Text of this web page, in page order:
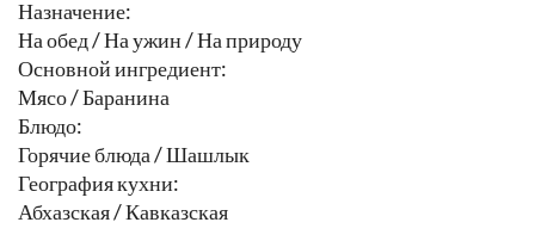
Назначение:
На обед / На ужин / На природу
Основной ингредиент:
Мясо / Баранина
Блюдо:
Горячие блюда / Шашлык
География кухни:
Абхазская / Кавказская